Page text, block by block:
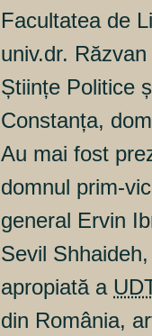
Facultatea de
univ.dr.
Științe Politice
Constanța,
Au mai fost
domnul prim-
general Ervin
Sevil
apropiată a
din România,